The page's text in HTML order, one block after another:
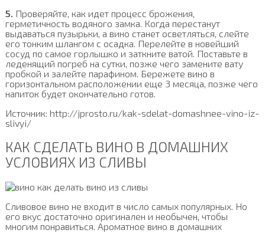
5. Проверяйте, как идет процесс брожения,
герметичность водяного замка. Когда перестанут
выдаваться пузырьки, а вино станет осветляться, слейте
его тонким шлангом с осадка. Перелейте в новейший
сосуд по самое горлышко и заткните ватой. Поставьте в
леденящий погреб на сутки, позже чего замените вату
пробкой и залейте парафином. Бережете вино в
горизонтальном расположении еще 3 месяца, позже чего
напиток будет окончательно готов.
Источник: http://jprosto.ru/kak-sdelat-domashnee-vino-iz-
slivyi/
КАК СДЕЛАТЬ ВИНО В ДОМАШНИХ
УСЛОВИЯХ ИЗ СЛИВЫ
Сливовое вино не входит в число самых популярных. Но
его вкус достаточно оригинален и необычен, чтобы
многим понравиться. Ароматное вино в домашних